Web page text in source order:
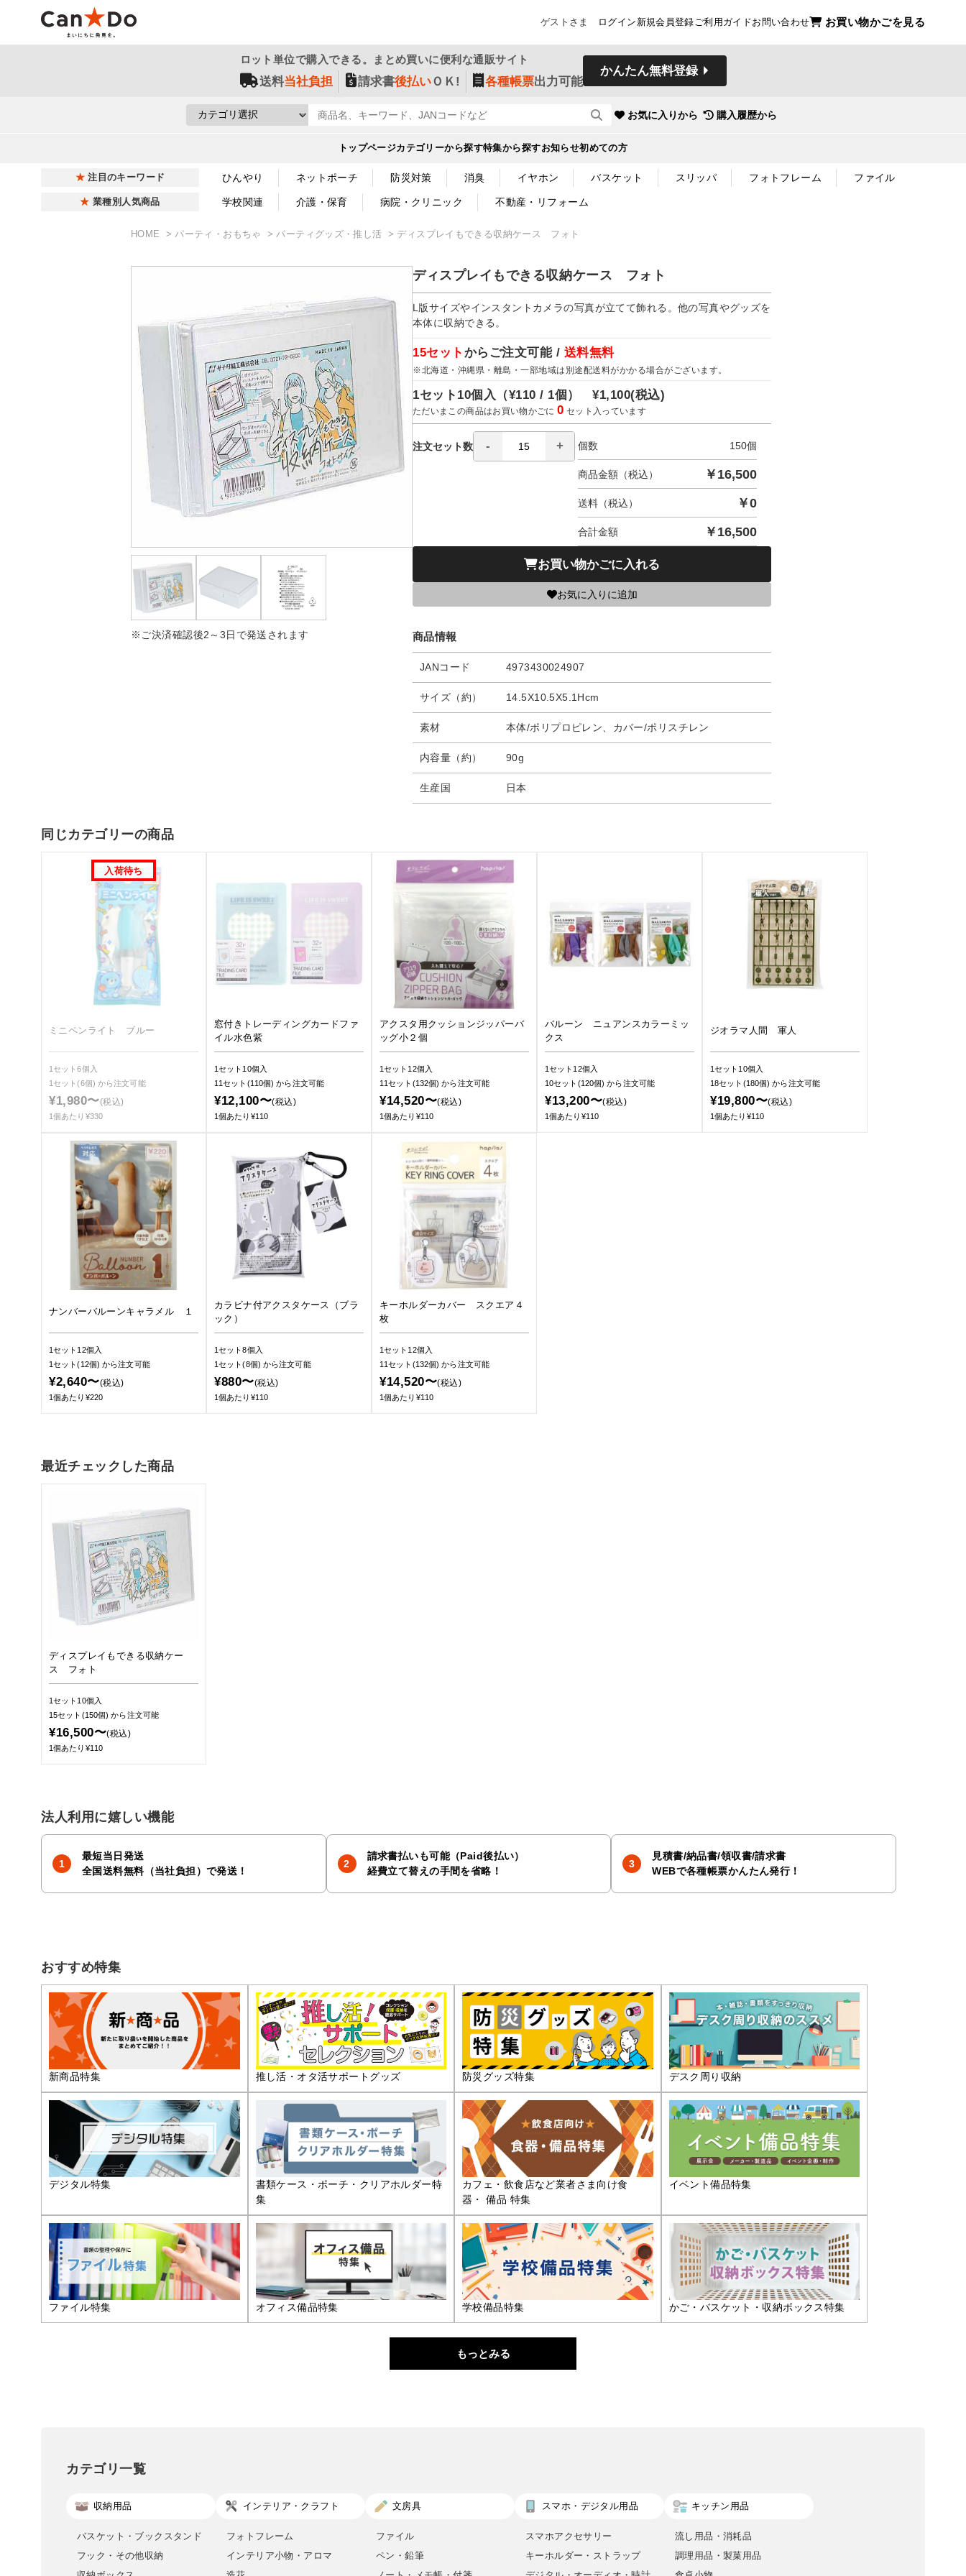
ゲストさま ログイン 新規会員登録ご利用ガイドお問い合わせ お買い物かごを見る
ロット単位で購入できる。まとめ買いに便利な通販サイト
送料当社負担 請求書後払いＯＫ! 各種帳票出力可能
かんたん無料登録
お気に入りから 購入履歴から
トップページカテゴリーから探す特集から探すお知らせ初めての方
注目のキーワード ひんやり ネットポーチ 防災対策 消臭 イヤホン バスケット スリッパ フォトフレーム ファイル
業種別人気商品 学校関連 介護・保育 病院・クリニック 不動産・リフォーム
HOME パーティ・おもちゃ パーティグッズ・推し活 ディスプレイもできる収納ケース フォト
※ご決済確認後2～3日で発送されます
ディスプレイもできる収納ケース フォト
L版サイズやインスタントカメラの写真が立てて飾れる。他の写真やグッズを
本体に収納できる。
15セット からご注文可能 / 送料無料
※北海道・沖縄県・離島・一部地域は別途配送料がかかる場合がございます。
1セット10個入（¥110 / 1個）¥1,100(税込)
ただいまこの商品はお買い物かごに0 セット入っています
注文セット数 個数 150個
商品金額（税込） ￥ 16,500
送料（税込） ￥0
合計金額 ￥ 16,500
お買い物かごに入れる
お気に入りに追加
商品情報
JANコード 4973430024907
サイズ（約） 14.5X10.5X5.1Hcm
素材 本体/ポリプロピレン、カバー/ポリスチレン
内容量（約） 90g
生産国 日本
同じカテゴリーの商品
ミニペンライト ブルー
1セット6個入
1セット(6個) から注文可能
¥1,980〜(税込)
1個あたり¥330
窓付きトレーディングカードファ
イル水色紫
1セット10個入
11セット(110個)から注文可能
¥12,100〜(税込)
1個あたり¥110
アクスタ用クッションジッパーバ
ッグ小２個
1セット12個入
11セット(132個)から注文可能
¥14,520〜(税込)
1個あたり¥110
バルーン ニュアンスカラーミッ
クス
1セット12個入
10セット(120個)から注文可能
¥13,200〜(税込)
1個あたり¥110
ジオラマ人間 軍人
1セット10個入
18セット(180個)から注文可能
¥19,800〜(税込)
1個あたり¥110
ナンバーバルーンキャラメル １
1セット12個入
1セット(12個)から注文可能
¥2,640〜(税込)
1個あたり¥220
カラビナ付アクスタケース（ブラ
ック）
1セット8個入
1セット(8個) から注文可能
¥880〜(税込)
1個あたり¥110
キーホルダーカバー スクエア４
枚
1セット12個入
11セット(132個)から注文可能
¥14,520〜(税込)
1個あたり¥110
最近チェックした商品
ディスプレイもできる収納ケー
ス フォト
1セット10個入
15セット(150個)から注文可能
¥16,500〜(税込)
1個あたり¥110
法人利用に嬉しい機能
最短当日発送
全国送料無料（当社負担）で発送！
請求書払いも可能（Paid後払い）
経費立て替えの手間を省略！
見積書/納品書/領収書/請求書
WEBで各種帳票かんたん発行！
おすすめ特集
新商品特集 推し活・オタ活サポートグッズ 防災グッズ特集 デスク周り収納
デジタル特集
書類ケース・ポーチ・クリアホルダー特
集
カフェ・飲食店など業者さま向け食
器・ 備品 特集
イベント備品特集
ファイル特集 オフィス備品特集 学校備品特集 かご・バスケット・収納ボックス特集
もっとみる
カテゴリ一覧
収納用品
バスケット・ブックスタンド
フック・その他収納
インテリア・クラフト
フォトフレーム
インテリア小物・アロマ
文房具
ファイル
ペン・鉛筆
スマホ・デジタル用品
スマホアクセサリー
キーホルダー・ストラップ
キッチン用品
流し用品・消耗品
調理用品・製菓用品